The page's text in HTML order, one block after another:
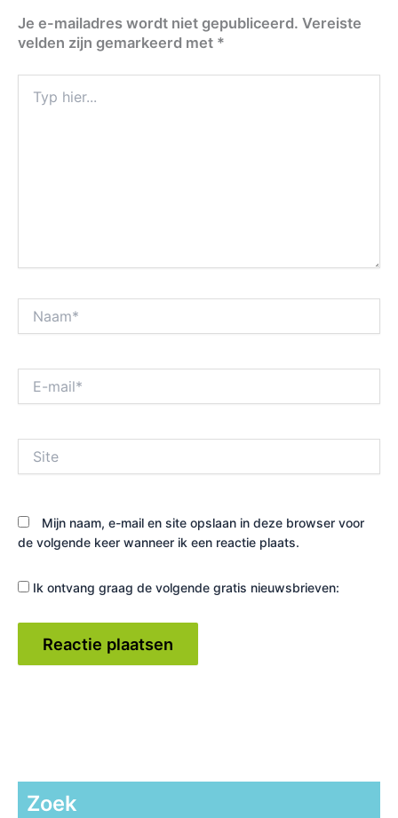
Je e-mailadres wordt niet gepubliceerd. Vereiste
velden zijn gemarkeerd met *
hier...
mail*
Mijn naam, e-mail en site opslaan in deze browser voor
de volgende keer wanneer ik een reactie plaats.
Ik ontvang graag de volgende gratis nieuwsbrieven:
Zoek